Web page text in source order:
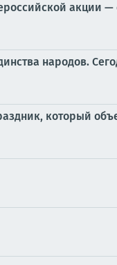
акции
народов.
который